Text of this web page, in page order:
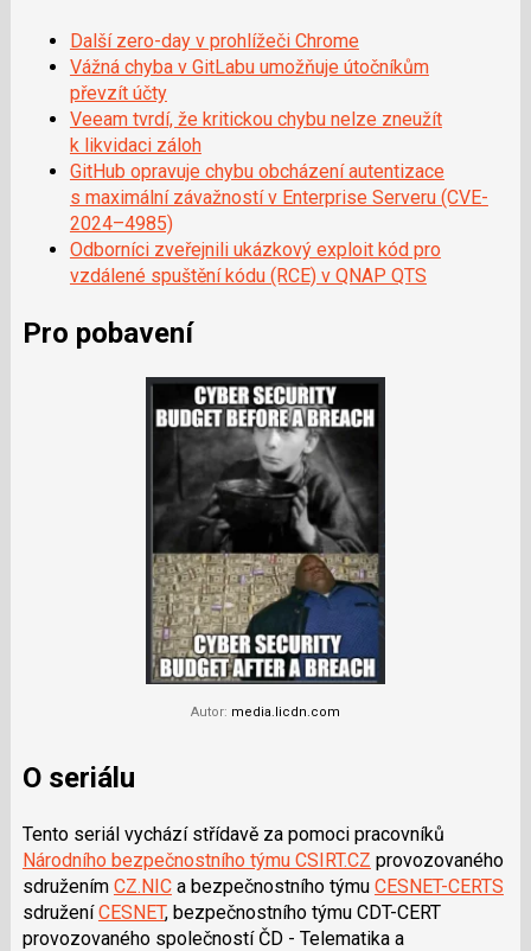
Další zero-day v prohlížeči Chrome
Vážná chyba v GitLabu umožňuje útočníkům
převzít účty
Veeam tvrdí, že kritickou chybu nelze zneužít
k likvidaci záloh
GitHub opravuje chybu obcházení autentizace
s maximální závažností v Enterprise Serveru (CVE-
2024–4985)
Odborníci zveřejnili ukázkový exploit kód pro
vzdálené spuštění kódu (RCE) v QNAP QTS
Pro pobavení
Autor: media.licdn.com
O seriálu
Tento seriál vychází střídavě za pomoci pracovníků
Národního bezpečnostního týmu CSIRT.CZ provozovaného
sdružením CZ.NICa bezpečnostního týmu CESNET-CERTS
sdruženíCESNET, bezpečnostního týmu CDT-CERT
provozovaného společností ČD - Telematika a